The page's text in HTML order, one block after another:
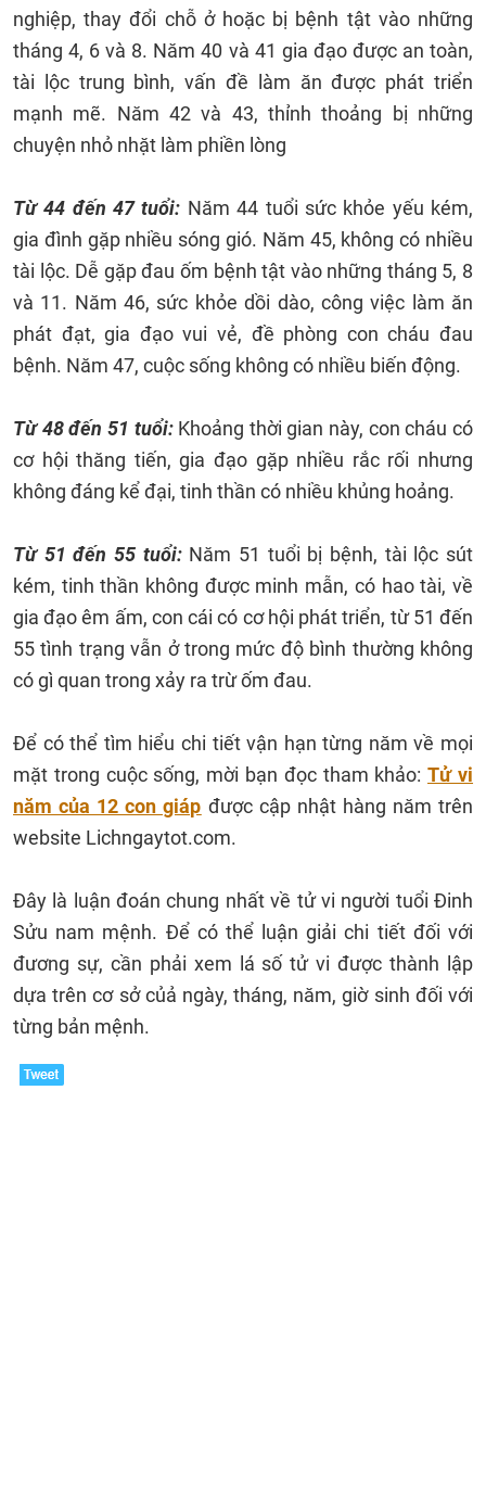
nghiệp, thay đổi chỗ ở hoặc bị bệnh tật vào những
tháng 4, 6 và 8. Năm 40 và 41 gia đạo được an toàn,
tài lộc trung bình, vấn đề làm ăn được phát triển
mạnh mẽ. Năm 42 và 43, thỉnh thoảng bị những
chuyện nhỏ nhặt làm phiền lòng
Từ 44 đến 47 tuổi: Năm 44 tuổi sức khỏe yếu kém,
gia đình gặp nhiều sóng gió. Năm 45, không có nhiều
tài lộc. Dễ gặp đau ốm bệnh tật vào những tháng 5, 8
và 11. Năm 46, sức khỏe dồi dào, công việc làm ăn
phát đạt, gia đạo vui vẻ, đề phòng con cháu đau
bệnh. Năm 47, cuộc sống không có nhiều biến động.
Từ 48 đến 51 tuổi: Khoảng thời gian này, con cháu có
cơ hội thăng tiến, gia đạo gặp nhiều rắc rối nhưng
không đáng kể đại, tinh thần có nhiều khủng hoảng.
Từ 51 đến 55 tuổi: Năm 51 tuổi bị bệnh, tài lộc sút
kém, tinh thần không được minh mẫn, có hao tài, về
gia đạo êm ấm, con cái có cơ hội phát triển, từ 51 đến
55 tình trạng vẫn ở trong mức độ bình thường không
có gì quan trong xảy ra trừ ốm đau.
Để có thể tìm hiểu chi tiết vận hạn từng năm về mọi
mặt trong cuộc sống, mời bạn đọc tham khảo:Tử vi
năm của 12 con giáp được cập nhật hàng năm trên
website Lichngaytot.com.
Đây là luận đoán chung nhất về tử vi người tuổi Đinh
Sửu nam mệnh. Để có thể luận giải chi tiết đối với
đương sự, cần phải xem lá số tử vi được thành lập
dựa trên cơ sở củả ngày, tháng, năm, giờ sinh đối với
từng bản mệnh.